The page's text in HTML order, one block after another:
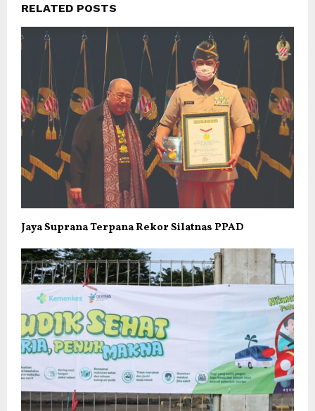
RELATED POSTS
Jaya Suprana Terpana Rekor Silatnas PPAD